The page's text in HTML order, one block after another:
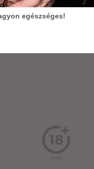
egészséges!